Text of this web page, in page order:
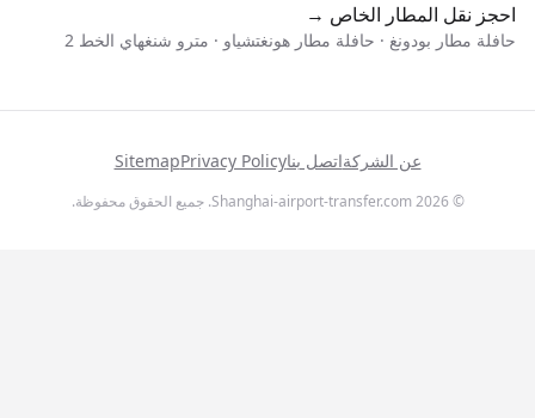
احجز نقل المطار الخاص →
حافلة مطار بودونغ · حافلة مطار هونغتشياو · مترو شنغهاي الخط 2
عن الشركةاتصل بناPrivacy Policy
Sitemap
© 2026 Shanghai-airport-transfer.com. جميع الحقوق محفوظة.